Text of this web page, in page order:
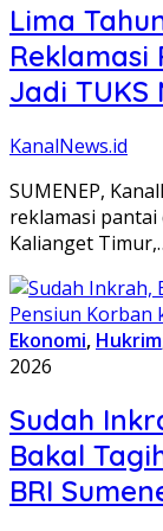
Lima
Jadi TUKS
KanalNews.id
SUMENEP,
reklamasi pantai
Kalianget
Ekonomi, Hukrim
2026
Sudah
Bakal
BRI